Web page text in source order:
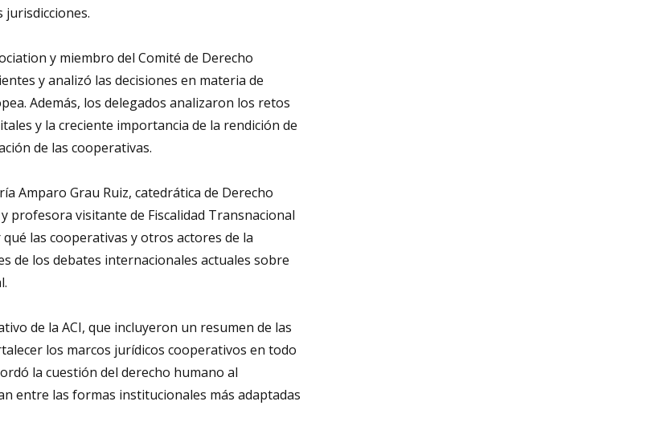
y miembro del Comité de Derecho
y analizó las decisiones en materia de
Además, los delegados analizaron los retos
y la creciente importancia de la rendición de
de las cooperativas.
Amparo Grau Ruiz, catedrática de Derecho
profesora visitante de Fiscalidad Transnacional
las cooperativas y otros actores de la
de los debates internacionales actuales sobre
de la ACI, que incluyeron un resumen de las
los marcos jurídicos cooperativos en todo
la cuestión del derecho humano al
entre las formas institucionales más adaptadas